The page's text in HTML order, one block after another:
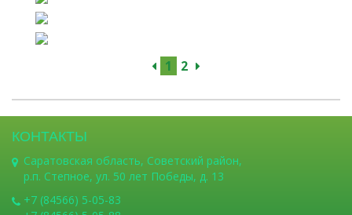
1 2
КОНТАКТЫ
Саратовская область, Советский район,
р.п. Степное, ул. 50 лет Победы, д. 13
+7 (84566) 5-05-83